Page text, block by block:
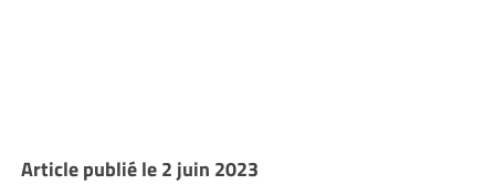
Article publié le 2 juin 2023